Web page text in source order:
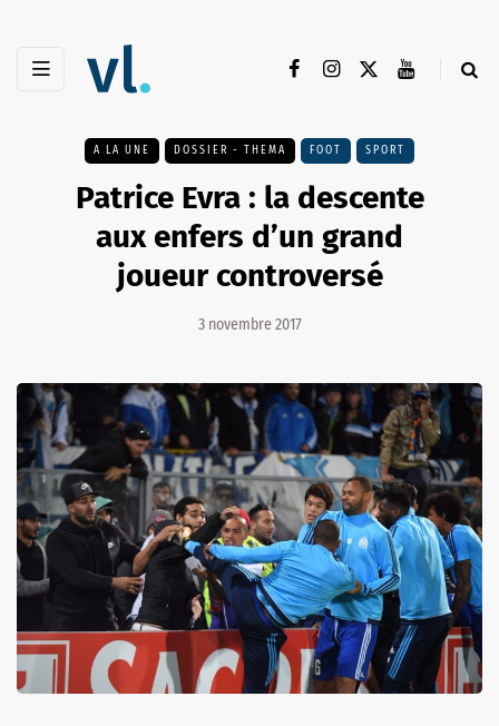
A LA UNE DOSSIER - THEMA FOOT SPORT
Patrice Evra : la descente
aux enfers d’un grand
joueur controversé
3 novembre 2017